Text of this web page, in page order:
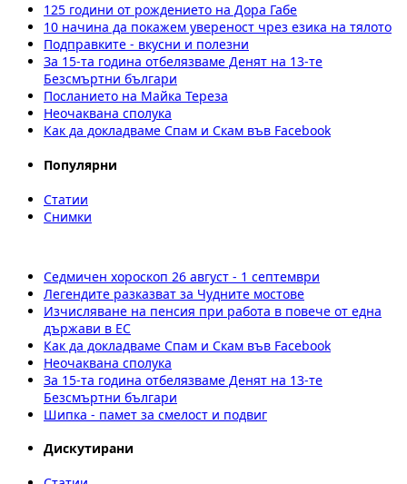
125 години от рождението на Дора Габе
10 начина да покажем увереност чрез езика на тялото
Подправките - вкусни и полезни
За 15-та година отбелязваме Денят на 13-те
Безсмъртни българи
Посланието на Майка Тереза
Неочаквана сполука
Как да докладваме Спам и Скам във Facebook
Популярни
Статии
Снимки
Седмичен хороскоп 26 август - 1 септември
Легендите разказват за Чудните мостове
Изчисляване на пенсия при работа в повече от една
държави в ЕС
Как да докладваме Спам и Скам във Facebook
Неочаквана сполука
За 15-та година отбелязваме Денят на 13-те
Безсмъртни българи
Шипка - памет за смелост и подвиг
Дискутирани